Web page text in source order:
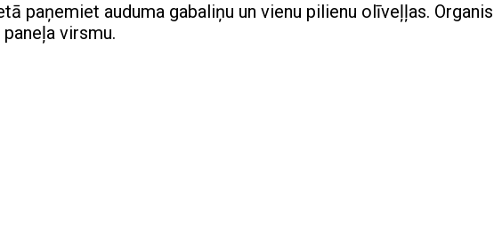
paņemiet auduma gabaliņu un vienu pilienu olīveļļas.
virsmu.